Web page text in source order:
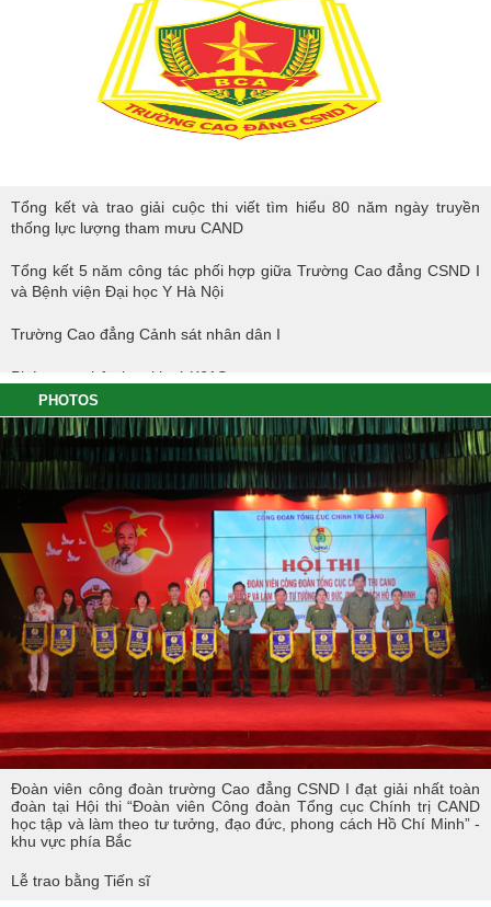
lực lượng tham mưu CAND
Tổng kết và trao giải cuộc thi viết tìm hiểu 80 năm ngày truyền
thống lực lượng tham mưu CAND
Tổng kết 5 năm công tác phối hợp giữa Trường Cao đẳng CSND I
và Bệnh viện Đại học Y Hà Nội
Trường Cao đẳng Cảnh sát nhân dân I
Phóng sự nhập học khoá K61S
Tổng kết hoạt động thực tế đợt I - K60S
Các sự kiện tiêu biểu của Tuổi trẻ Nhà trường năm học 2023-2024
TÔI LÀM CÔNG AN XÃ
Hoạt động thực tế chính trị của cán bộ, học viên tại Hoà Bình
Hội thi tìm hiểu, sáng kiến về phòng, chống tác hại của thuốc lá
trong tuổi trẻ Trường Cao đẳng Cảnh sát nhân dân I
Tuổi trẻ Trường Cao đẳng CSND I tích cực triển khai đề án 06 của
Chính phủ
PHOTOS
Đoàn viên công đoàn trường Cao đẳng CSND I đạt giải nhất toàn
đoàn tại Hội thi “Đoàn viên Công đoàn Tổng cục Chính trị CAND
học tập và làm theo tư tưởng, đạo đức, phong cách Hồ Chí Minh” -
khu vực phía Bắc
Lễ trao bằng Tiến sĩ